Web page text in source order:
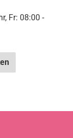
Fr: 08:00 -